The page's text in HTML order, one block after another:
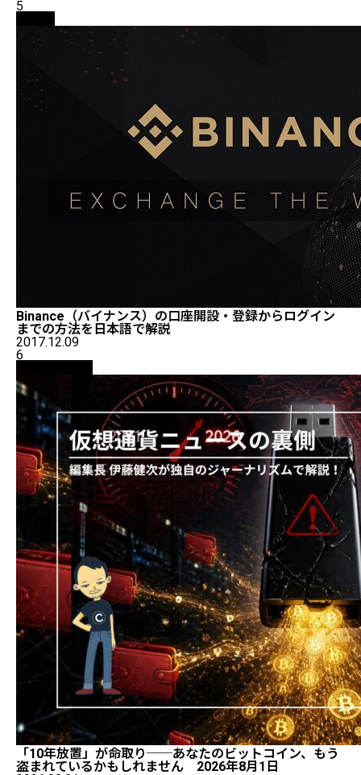
5
Binance（バイナンス）の口座開設・登録からログイン
までの方法を日本語で解説
2017.12.09
6
「10年放置」が命取り──あなたのビットコイン、もう
盗まれているかもしれません 2026年8月1日